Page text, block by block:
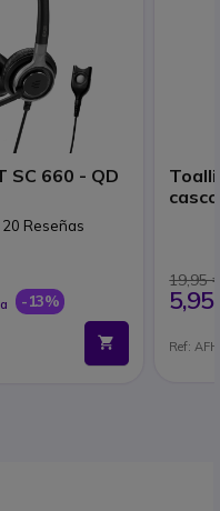
SC 660 - QD
Reseñas
-13%
19,95
Ref: